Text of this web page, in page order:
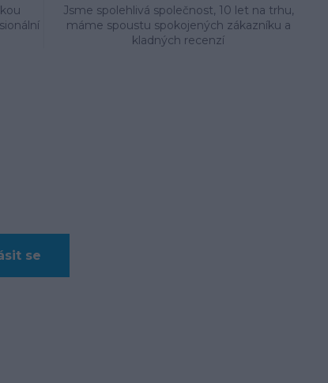
Jsme spolehlivá společnost, 10 let na trhu,
máme spoustu spokojených zákazníku a
kladných recenzí
se